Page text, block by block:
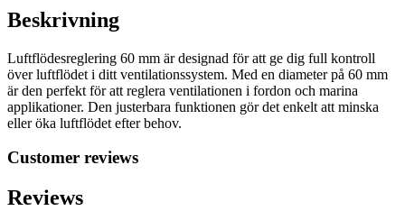
Beskrivning
Luftflödesreglering 60 mm är designad för att ge dig full kontroll
över luftflödet i ditt ventilationssystem. Med en diameter på 60 mm
är den perfekt för att reglera ventilationen i fordon och marina
applikationer. Den justerbara funktionen gör det enkelt att minska
eller öka luftflödet efter behov.
Customer reviews
Reviews